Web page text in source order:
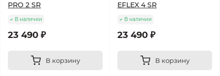
PRO 2 SR
В наличии
23 490 ₽
В корзину
EFLEX 4 SR
В наличии
23 490 ₽
В корзину